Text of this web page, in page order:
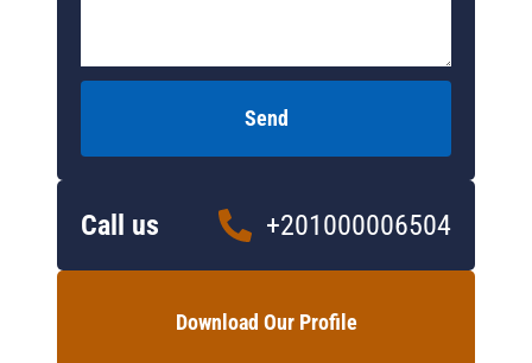
Send
Call us +201000006504
Download Our Profile